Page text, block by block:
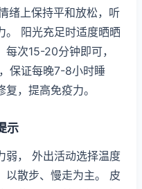
绪上保持平和放松，听
。 阳光充足时适度晒晒
次15-20分钟即可，
保证每晚7-8小时睡
，提高免疫力。
示
弱， 外出活动选择温度
以散步、慢走为主。 皮